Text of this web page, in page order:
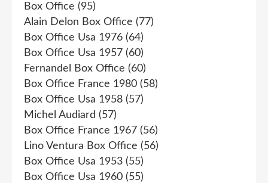
Box Office (95)
Alain Delon Box Office (77)
Box Office Usa 1976 (64)
Box Office Usa 1957 (60)
Fernandel Box Office (60)
Box Office France 1980 (58)
Box Office Usa 1958 (57)
Michel Audiard (57)
Box Office France 1967 (56)
Lino Ventura Box Office (56)
Box Office Usa 1953 (55)
Box Office Usa 1960 (55)